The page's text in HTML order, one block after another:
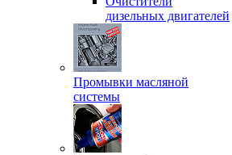
дизельных двигателей
Промывки масляной
системы